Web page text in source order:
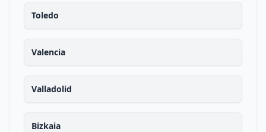
Toledo
Valencia
Valladolid
Bizkaia